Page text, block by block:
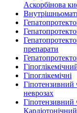
Аскорбінова
препарати
Гіпоглікемічні
Гіпотензивний
неврозах
Гіпотензивний